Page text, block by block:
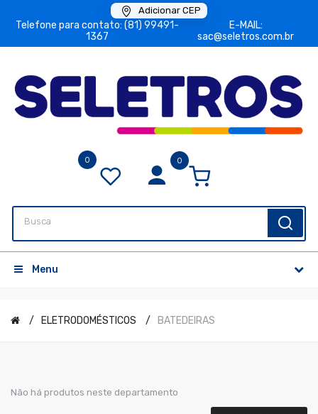
Adicionar CEP
Telefone para contato: (81) 99491-
1367
E-MAIL:
sac@seletros.com.br
0
0
Menu
ELETRODOMÉSTICOS BATEDEIRAS
Não há produtos neste departamento